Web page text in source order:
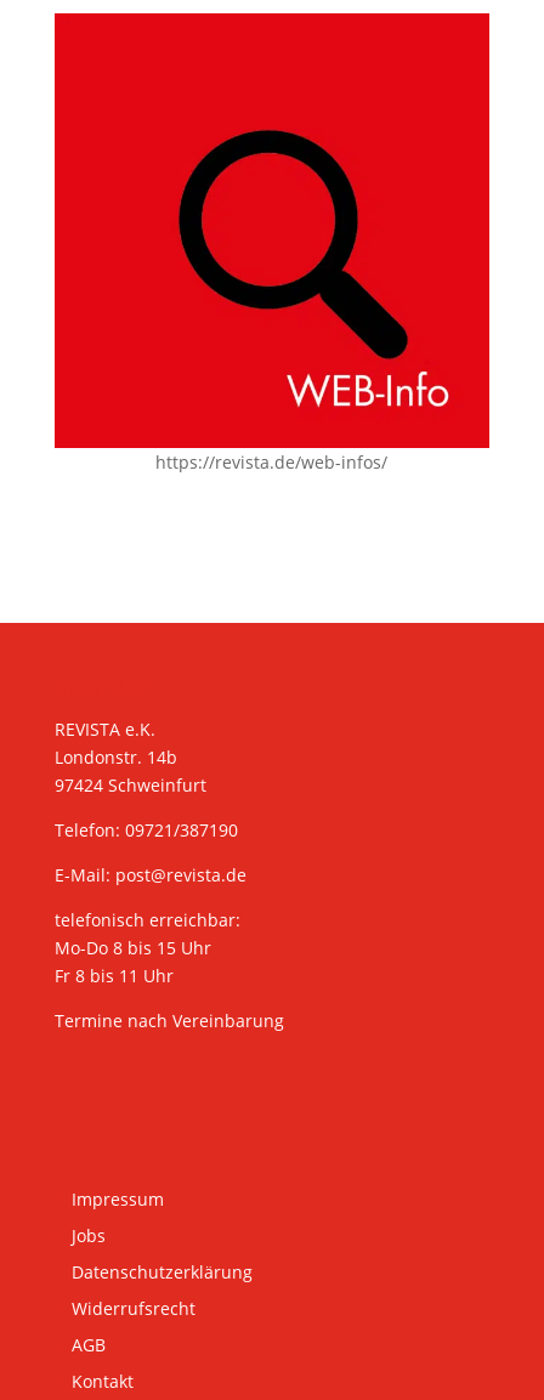
https://revista.de/web-infos/
REVISTA e.K.
Londonstr. 14b
97424 Schweinfurt
Telefon: 09721/387190
E-Mail: post@revista.de
telefonisch erreichbar:
Mo-Do 8 bis 15 Uhr
Fr 8 bis 11 Uhr
Termine nach Vereinbarung
Impressum
Jobs
Datenschutzerklärung
Widerrufsrecht
AGB
Kontakt